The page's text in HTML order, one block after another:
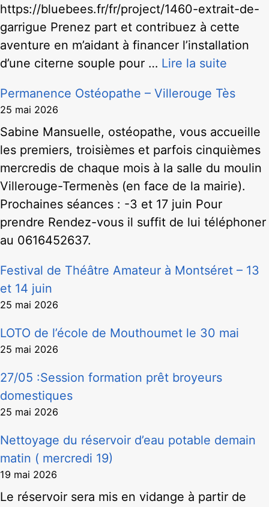
https://bluebees.fr/fr/project/1460-extrait-de-
garrigue Prenez part et contribuez à cette
aventure en m’aidant à financer l’installation
d’une citerne souple pour … Lire la suite
Permanence Ostéopathe – Villerouge Tès
25 mai 2026
Sabine Mansuelle, ostéopathe, vous accueille
les premiers, troisièmes et parfois cinquièmes
mercredis de chaque mois à la salle du moulin
Villerouge-Termenès (en face de la mairie).
Prochaines séances : -3 et 17 juin Pour
prendre Rendez-vous il suffit de lui téléphoner
au 0616452637.
Festival de Théâtre Amateur à Montséret – 13
et 14 juin
25 mai 2026
LOTO de l’école de Mouthoumet le 30 mai
25 mai 2026
27/05 :Session formation prêt broyeurs
domestiques
25 mai 2026
Nettoyage du réservoir d’eau potable demain
matin ( mercredi 19)
19 mai 2026
Le réservoir sera mis en vidange à partir de